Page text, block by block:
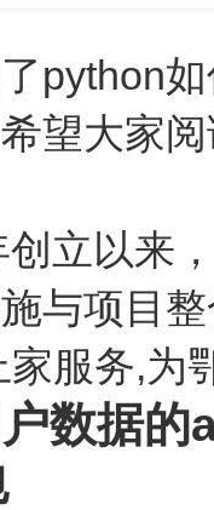
python
望大家
立以来
与项目
服务,为
数据的